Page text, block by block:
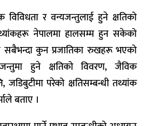
र वन्यजन्तुलाई हुने क्षतिको
नेपालमा हालसम्म हुन सकेको
कुन प्रजातिका रुखहरू भएको
हुने क्षतिको विवरण, जैविक
जडिबुटीमा परेको क्षतिसम्बन्धी तथ्यांक
बताए ।